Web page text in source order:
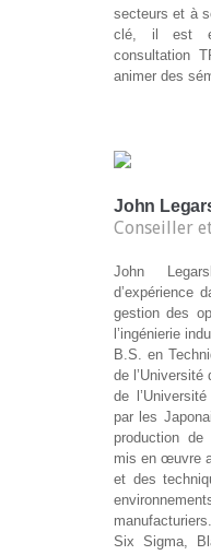
secteurs et à
clé, il est
consultation
animer des
John
Conseiller
John
d’expérience
gestion des
l’ingénierie
B.S. en
de l’Université
de
par les
production
mis en œuvre
et des
Six Sigma,